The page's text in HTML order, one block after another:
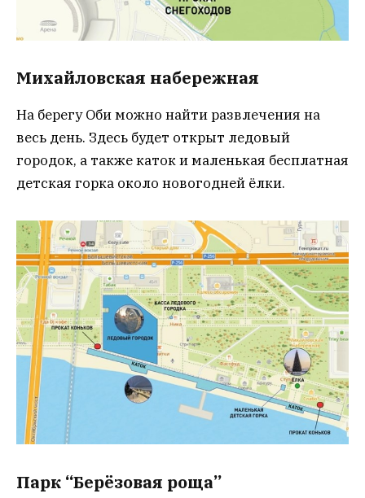
Михайловская набережная
На берегу Оби можно найти развлечения на
весь день. Здесь будет открыт ледовый
городок, а также каток и маленькая бесплатная
детская горка около новогодней ёлки.
Парк “Берёзовая роща”